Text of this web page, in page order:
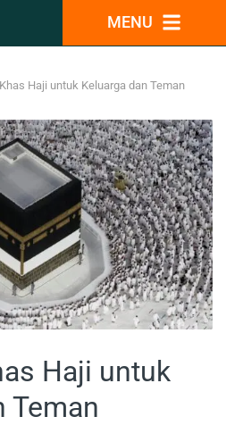
MENU
Haji untuk Keluarga dan Teman
Haji untuk
Teman